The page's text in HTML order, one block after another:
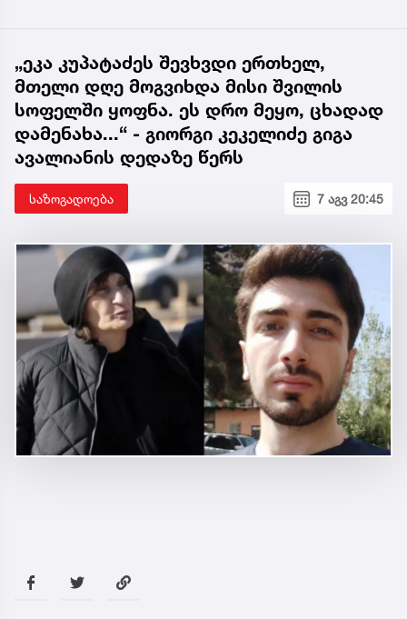
„ეკა კუპატაძეს შევხვდი ერთხელ,
მთელი დღე მოგვიხდა მისი შვილის
სოფელში ყოფნა. ეს დრო მეყო, ცხადად
დამენახა...“ - გიორგი კეკელიძე გიგა
ავალიანის დედაზე წერს
საზოგადოება 7 აგვ 20:45